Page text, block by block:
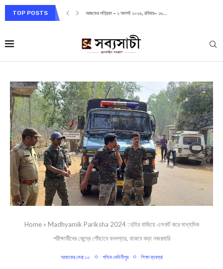
TOP POSTS আজকের পত্রিকা – ২ আগস্ট ২০২৬, রবিবার– ১৬...
Home» Madhyamik Pariksha 2024 : হুটার বাজিয়ে এসকর্ট করে মাধ্যমিক
পরীক্ষার্থীদের কেন্দ্রে পৌঁছাবে বনদপ্তর, থাকবে কড়া নজরদারি
আজকের সেরা ১০ পশ্চিম মেদিনীপুর শিক্ষা ব্যবস্থা